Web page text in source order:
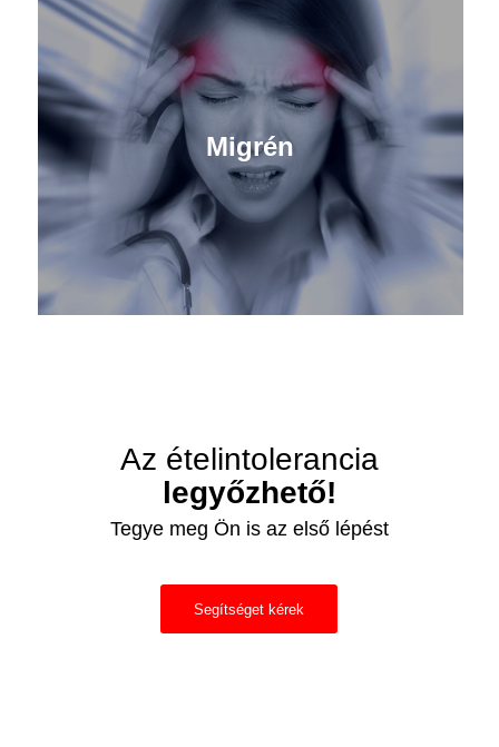
Migrén
Az ételintolerancia
legyőzhető!
Tegye meg Ön is az első lépést
Segítséget kérek